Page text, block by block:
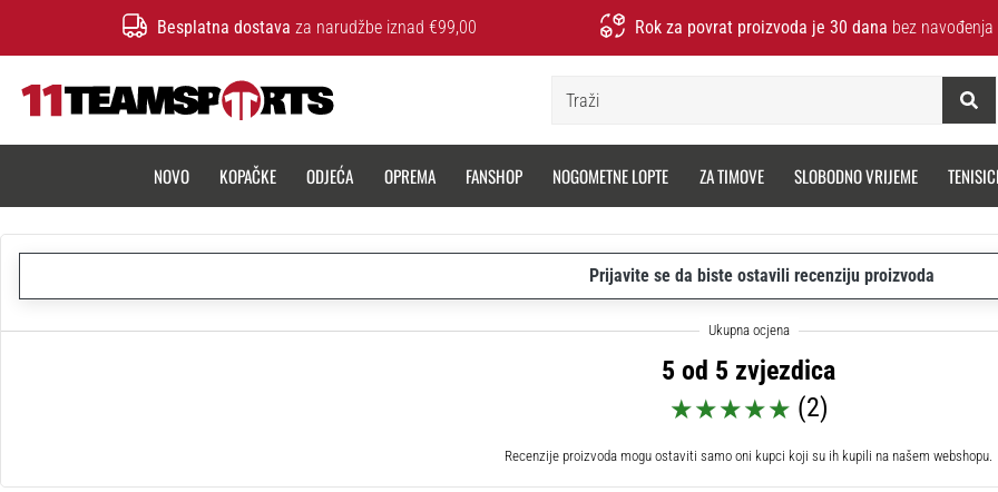
Besplatna dostava za narudžbe iznad €99,00 Rok za povrat proizvoda je 30 dana bez
NOVO KOPAČKE ODJEĆA OPREMA FANSHOP NOGOMETNE LOPTE ZA TIMOVE SLOBODNO VRIJEME
Prijavite se da biste ostavili recenziju proizvoda
5 od 5 zvjezdica
(2)
Recenzije proizvoda mogu ostaviti samo oni kupci koji su ih kupili na našem webshopu.